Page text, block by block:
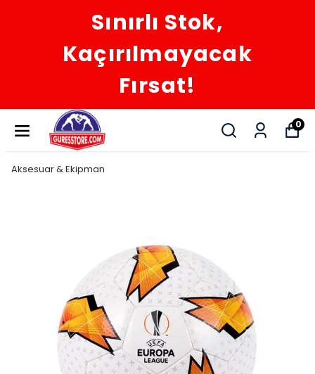
Sınırlı Stok,
Kaçırılmayacak
Fırsat!
0
Aksesuar & Ekipman